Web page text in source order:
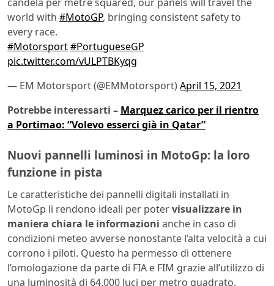
world with #MotoGP, bringing consistent safety to
every race.
#Motorsport#PortugueseGP
pic.twitter.com/vULPTBKyqg
— EM Motorsport (@EMMotorsport)April 15, 2021
Potrebbe interessarti – Marquez carico per il rientro
a Portimao: “Volevo esserci già in Qatar”
Nuovi pannelli luminosi in MotoGp: la loro
funzione in pista
Le caratteristiche dei pannelli digitali installati in
MotoGp li rendono ideali per potervisualizzare in
maniera chiara le informazioni anche in caso di
condizioni meteo avverse nonostante l’alta velocità a cui
corrono i piloti. Questo ha permesso di ottenere
l’omologazione da parte di FIA e FIM grazie all’utilizzo di
una luminosità di 64.000 luci per metro quadrato.